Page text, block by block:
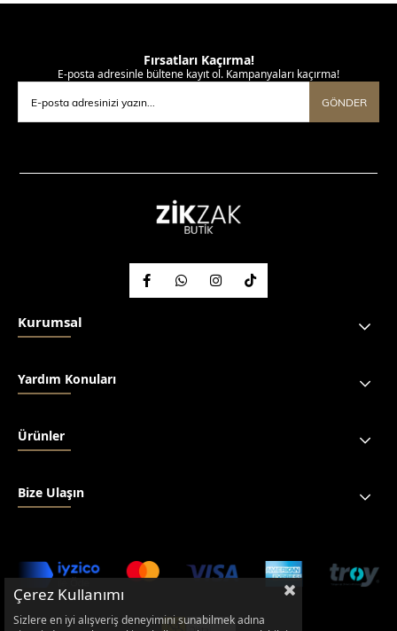
Fırsatları Kaçırma!
E-posta adresinle bültene kayıt ol. Kampanyaları kaçırma!
GÖNDER
Kurumsal
Yardım Konuları
Ürünler
Bize Ulaşın
Çerez Kullanımı
Sizlere en iyi alışveriş deneyimini sunabilmek adına